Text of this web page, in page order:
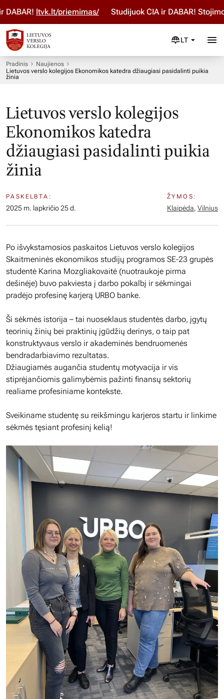
ltvk.lt/priemimas/ Studijuok ČIA ir DABAR! Stojimo
LT
Pradinis
Naujienos
Lietuvos verslo kolegijos Ekonomikos katedra džiaugiasi pasidalinti puikia
žinia
Lietuvos verslo kolegijos
Ekonomikos katedra
džiaugiasi pasidalinti puikia
žinia
PASKELBTA:
2025 m. lapkričio 25 d.
ŽYMOS:
Klaipėda, Vilnius
Po išvykstamosios paskaitos Lietuvos verslo kolegijos
Skaitmeninės ekonomikos studijų programos SE-23 grupės
studentė Karina Mozgliakovaitė (nuotraukoje pirma
dešinėje) buvo pakviesta į darbo pokalbį ir sėkmingai
pradėjo profesinę karjerą URBO banke.
Ši sėkmės istorija – tai nuoseklaus studentės darbo, įgytų
teorinių žinių bei praktinių įgūdžių derinys, o taip pat
konstruktyvaus verslo ir akademinės bendruomenės
bendradarbiavimo rezultatas.
Džiaugiamės augančia studentų motyvacija ir vis
stiprėjančiomis galimybėmis pažinti finansų sektorių
realiame profesiniame kontekste.
Sveikiname studentę su reikšmingu karjeros startu ir linkime
sėkmės tęsiant profesinį kelią!